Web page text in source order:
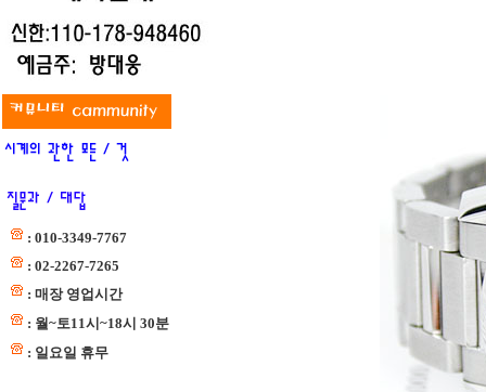
: 010-3349-7767
: 02-2267-7265
: 매장 영업시간
: 월~토11시~18시 30분
: 일요일 휴무